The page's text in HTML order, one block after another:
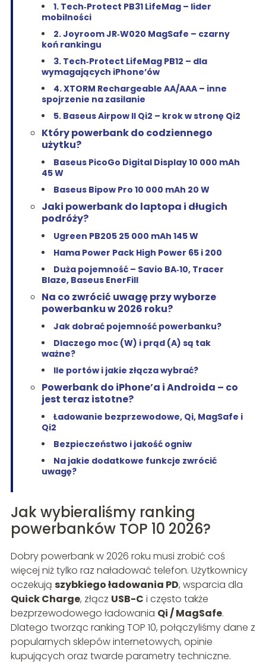
1. Tech‑Protect PB31 LifeMag – lider
mobilności
2. Joyroom JR‑W020 MagSafe – czarny
koń rankingu
3. Tech‑Protect LifeMag PB12 – dla
wymagających iPhone’ów
4. XTORM Rechargeable AA/AAA – inne
spojrzenie na zasilanie
5. Baseus Airpow II Qi2 – krok w stronę Qi2
Który powerbank do codziennego
użytku?
Baseus PicoGo Digital Display 10 000 mAh
45 W
Baseus Bipow Pro 10 000 mAh 20 W
Jaki powerbank do laptopa i długich
podróży?
Ugreen PB205 25 000 mAh 145 W
Hama Power Pack High Power 65 i 200
Duża pojemność – Savio BA‑10, Tracer
Blaze, Baseus EnerFill
Na co zwrócić uwagę przy wyborze
powerbanku w 2026 roku?
Jak dobrać pojemność powerbanku?
Dlaczego moc (W) i prąd (A) są tak
ważne?
Ile portów i jakie złącza wybrać?
Powerbank do iPhone’a i Androida – co
jest teraz istotne?
Ładowanie bezprzewodowe, Qi, MagSafe i
Qi2
Bezpieczeństwo i jakość ogniw
Na jakie dodatkowe funkcje zwrócić
uwagę?
Jak wybieraliśmy ranking
powerbanków TOP 10 2026?
Dobry powerbank w 2026 roku musi zrobić coś
więcej niż tylko raz naładować telefon. Użytkownicy
oczekują szybkiego ładowania PD, wsparcia dla
Quick Charge, złącz USB-C i często także
bezprzewodowego ładowania Qi / MagSafe.
Dlatego tworząc ranking TOP 10, połączyliśmy dane z
popularnych sklepów internetowych, opinie
kupujących oraz twarde parametry techniczne.